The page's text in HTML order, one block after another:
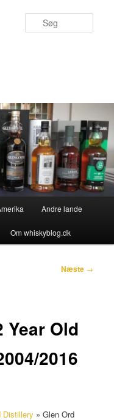
Andre lande
Om whiskyblog.dk
Næste →
Year Old
2016
Distillery »Glen Ord